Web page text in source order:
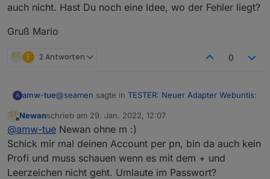
auch nicht. Hast Du noch eine Idee, wo der Fehler liegt?
Gruß Mario
E 2 Antworten 0
A amw-tue@seamen sagte in TESTER: Neuer Adapter Webuntis:
Hi,
ich habe den Adapter zum testen installiert.
Leider bekomme ich immer folgende
Fehlermeldung:
@newman
Hallo allerseits,
Newanschrieb am 29. Jan. 2022, 12:07
zuletzt editiert von
@amw-tue Newan ohne m :)
Schick mir mal deinen Account per pn, bin da auch kein
Profi und muss schauen wenn es mit dem + und
Leerzeichen nicht geht. Umlaute im Passwort?